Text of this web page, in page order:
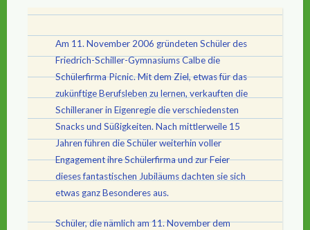
Am 11. November 2006 gründeten Schüler des
Friedrich-Schiller-Gymnasiums Calbe die
Schülerfirma Picnic. Mit dem Ziel, etwas für das
zukünftige Berufsleben zu lernen, verkauften die
Schilleraner in Eigenregie die verschiedensten
Snacks und Süßigkeiten. Nach mittlerweile 15
Jahren führen die Schüler weiterhin voller
Engagement ihre Schülerfirma und zur Feier
dieses fantastischen Jubiläums dachten sie sich
etwas ganz Besonderes aus.
Schüler, die nämlich am 11. November dem